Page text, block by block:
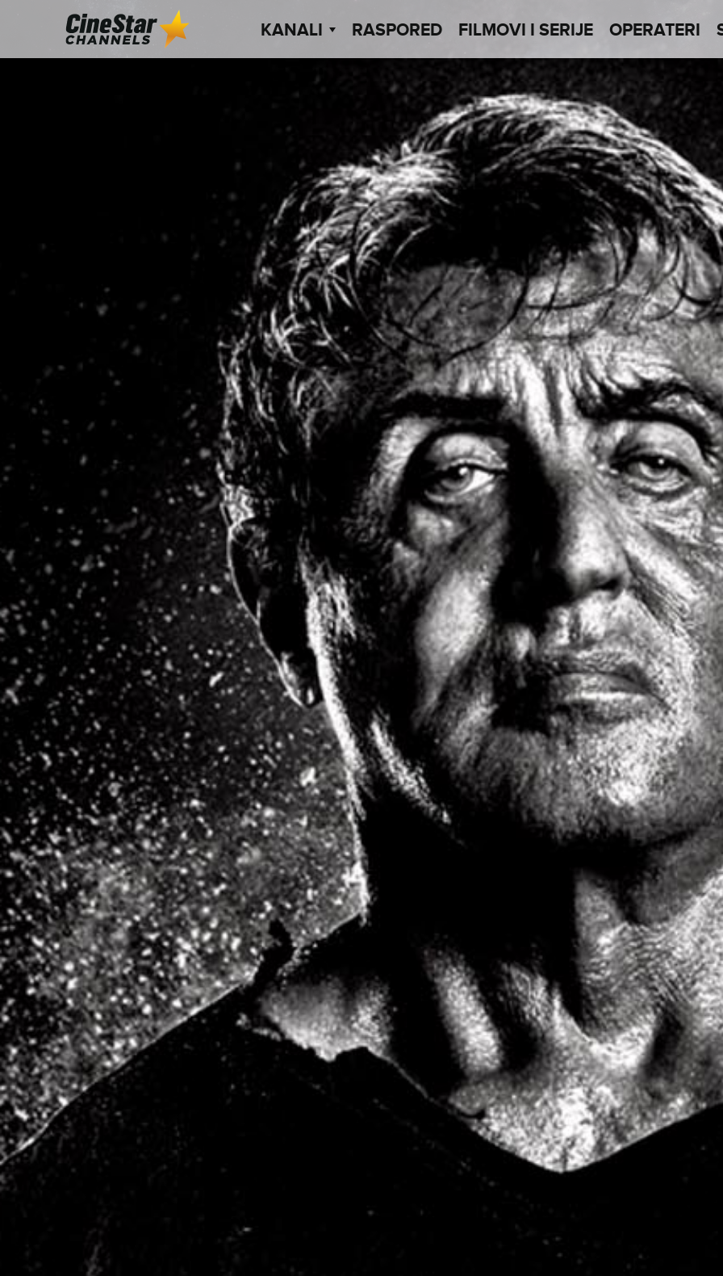
KANALI RASPORED FILMOVI I SERIJE OPERATERI